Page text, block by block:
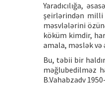
Yaradıcılığa,
şeirlərindən milli
məsvlələrini
köküm kimdir,
amala, məslək və
Bu, təbii bir
məğlubedilməz
B.Vahabzadv